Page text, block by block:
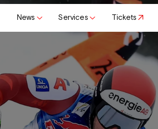
News Services Tickets